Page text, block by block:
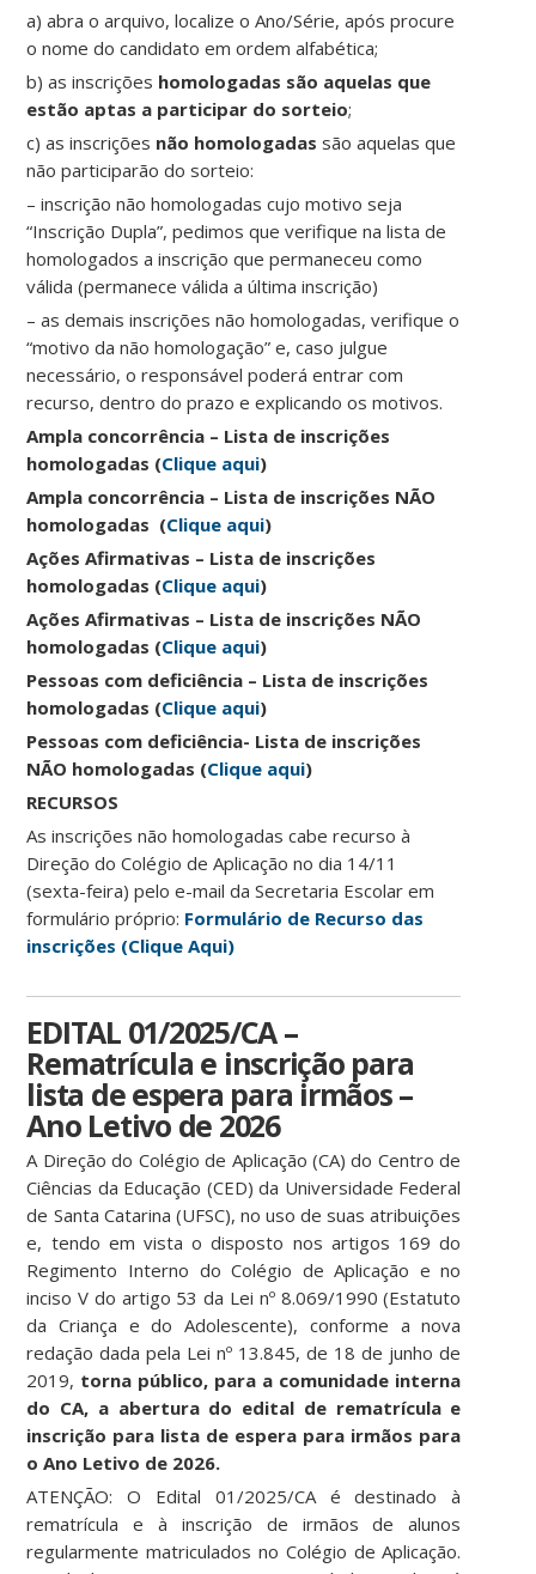
a) abra o arquivo, localize o Ano/Série, após procure
o nome do candidato em ordem alfabética;
b) as inscrições homologadas são aquelas que
estão aptas a participar do sorteio;
c) as inscrições não homologadassão aquelas que
não participarão do sorteio:
– inscrição não homologadas cujo motivo seja
“Inscrição Dupla”, pedimos que verifique na lista de
homologados a inscrição que permaneceu como
válida (permanece válida a última inscrição)
– as demais inscrições não homologadas, verifique o
“motivo da não homologação” e, caso julgue
necessário, o responsável poderá entrar com
recurso, dentro do prazo e explicando os motivos.
Ampla concorrência – Lista de inscrições
homologadas (Clique aqui)
Ampla concorrência – Lista de inscrições NÃO
homologadas (Clique aqui)
Ações Afirmativas – Lista de inscrições
homologadas (Clique aqui)
Ações Afirmativas – Lista de inscrições NÃO
homologadas (Clique aqui)
Pessoas com deficiência – Lista de inscrições
homologadas (Clique aqui)
Pessoas com deficiência- Lista de inscrições
NÃO homologadas (Clique aqui)
RECURSOS
As inscrições não homologadas cabe recurso à
Direção do Colégio de Aplicação no dia 14/11
(sexta-feira) pelo e-mail da Secretaria Escolar em
formulário próprio: Formulário de Recurso das
inscrições (Clique Aqui)
EDITAL 01/2025/CA –
Rematrícula e inscrição para
lista de espera para irmãos –
Ano Letivo de 2026
A Direção do Colégio de Aplicação (CA) do Centro de
Ciências da Educação (CED) da Universidade Federal
de Santa Catarina (UFSC), no uso de suas atribuições
e, tendo em vista o disposto nos artigos 169 do
Regimento Interno do Colégio de Aplicação e no
inciso V do artigo 53 da Lei nº 8.069/1990 (Estatuto
da Criança e do Adolescente), conforme a nova
redação dada pela Lei nº 13.845, de 18 de junho de
2019, torna público, para a comunidade interna
do CA, a abertura do edital de rematrícula e
inscrição para lista de espera para irmãos para
o Ano Letivo de 2026.
ATENÇÃO: O Edital 01/2025/CA é destinado à
rematrícula e à inscrição de irmãos de alunos
regularmente matriculados no Colégio de Aplicação.